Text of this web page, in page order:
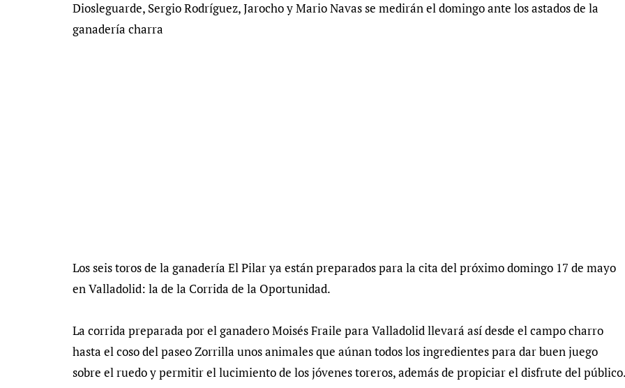
Diosleguarde, Sergio Rodríguez, Jarocho y Mario Navas se medirán el domingo ante los astados de la
ganadería charra
Los seis toros de la ganadería El Pilar ya están preparados para la cita del próximo domingo 17 de mayo
en Valladolid: la de la Corrida de la Oportunidad.
La corrida preparada por el ganadero Moisés Fraile para Valladolid llevará así desde el campo charro
hasta el coso del paseo Zorrilla unos animales que aúnan todos los ingredientes para dar buen juego
sobre el ruedo y permitir el lucimiento de los jóvenes toreros, además de propiciar el disfrute del